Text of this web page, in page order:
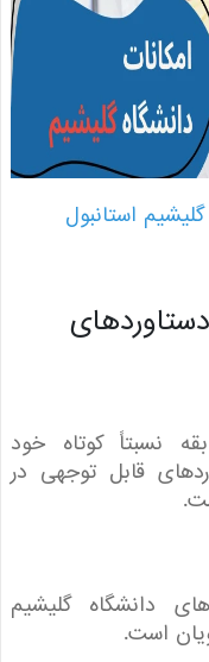
استانبول
کوتاه خود
قابل توجهی در
گلیشیم
است.